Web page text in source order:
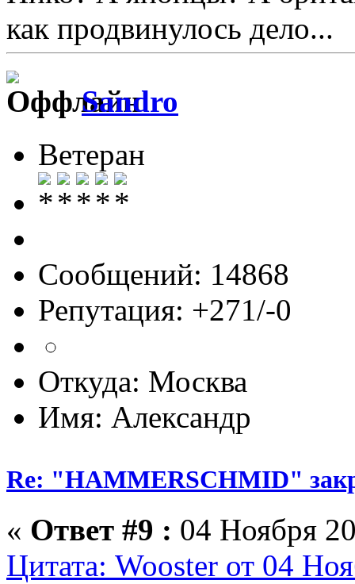
как продвинулось дело...
Sandro
Ветеран
Сообщений: 14868
Репутация: +271/-0
Откуда: Москва
Имя: Александр
Re: "HAMMERSCHMID"
« Ответ #9 : 04 Ноября
Цитата: Wooster от 04